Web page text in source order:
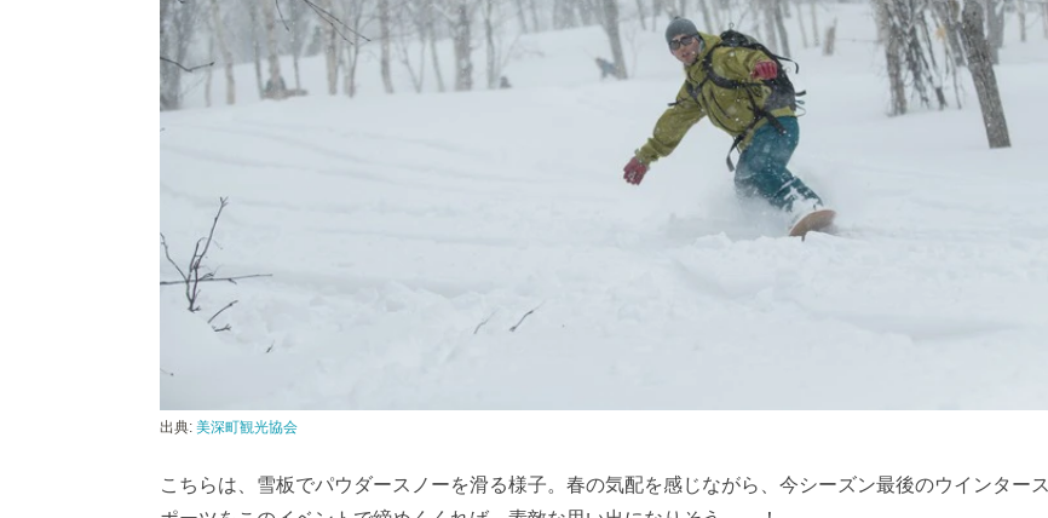
出典: 美深町観光協会
こちらは、雪板でパウダースノーを滑る様子。春の気配を感じながら、今シーズン最後のウインタース